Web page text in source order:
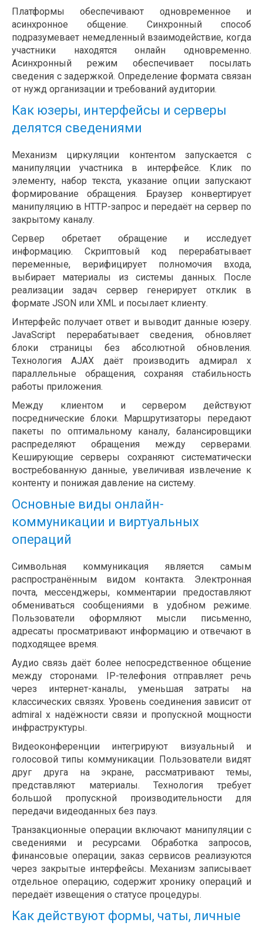
Платформы обеспечивают одновременное и
асинхронное общение. Синхронный способ
подразумевает немедленный взаимодействие, когда
участники находятся онлайн одновременно.
Асинхронный режим обеспечивает посылать
сведения с задержкой. Определение формата связан
от нужд организации и требований аудитории.
Как юзеры, интерфейсы и серверы
делятся сведениями
Механизм циркуляции контентом запускается с
манипуляции участника в интерфейсе. Клик по
элементу, набор текста, указание опции запускают
формирование обращения. Браузер конвертирует
манипуляцию в HTTP-запрос и передаёт на сервер по
закрытому каналу.
Сервер обретает обращение и исследует
информацию. Скриптовый код перерабатывает
переменные, верифицирует полномочия входа,
выбирает материалы из системы данных. После
реализации задач сервер генерирует отклик в
формате JSON или XML и посылает клиенту.
Интерфейс получает ответ и выводит данные юзеру.
JavaScript перерабатывает сведения, обновляет
блоки страницы без абсолютной обновления.
Технология AJAX даёт производить адмирал х
параллельные обращения, сохраняя стабильность
работы приложения.
Между клиентом и сервером действуют
посреднические блоки. Маршрутизаторы передают
пакеты по оптимальному каналу, балансировщики
распределяют обращения между серверами.
Кеширующие серверы сохраняют систематически
востребованную данные, увеличивая извлечение к
контенту и понижая давление на систему.
Основные виды онлайн-
коммуникации и виртуальных
операций
Символьная коммуникация является самым
распространённым видом контакта. Электронная
почта, мессенджеры, комментарии предоставляют
обмениваться сообщениями в удобном режиме.
Пользователи оформляют мысли письменно,
адресаты просматривают информацию и отвечают в
подходящее время.
Аудио связь даёт более непосредственное общение
между сторонами. IP-телефония отправляет речь
через интернет-каналы, уменьшая затраты на
классических связях. Уровень соединения зависит от
admiral x надёжности связи и пропускной мощности
инфраструктуры.
Видеоконференции интегрируют визуальный и
голосовой типы коммуникации. Пользователи видят
друг друга на экране, рассматривают темы,
представляют материалы. Технология требует
большой пропускной производительности для
передачи видеоданных без пауз.
Транзакционные операции включают манипуляции с
сведениями и ресурсами. Обработка запросов,
финансовые операции, заказ сервисов реализуются
через закрытые интерфейсы. Механизм записывает
отдельное операцию, содержит хронику операций и
передаёт извещения о статусе процедуры.
Как действуют формы, чаты, личные